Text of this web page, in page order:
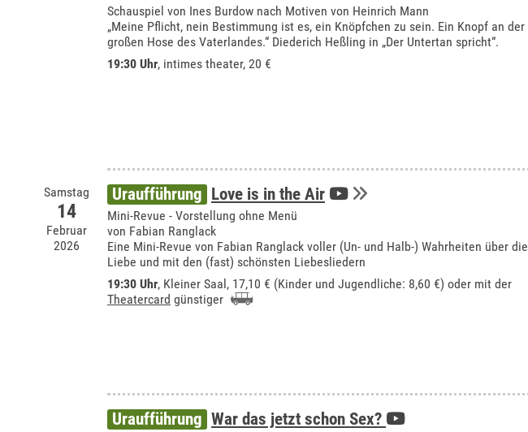
Schauspiel von Ines Burdow nach Motiven von Heinrich Mann
„Meine Pflicht, nein Bestimmung ist es, ein Knöpfchen zu sein. Ein Knopf an der
großen Hose des Vaterlandes.“ Diederich Heßling in „Der Untertan spricht“.
19:30 Uhr, intimes theater, 20 €
Samstag
14
Februar
2026
Uraufführung Love is in the Air
Mini-Revue - Vorstellung ohne Menü
von Fabian Ranglack
Eine Mini-Revue von Fabian Ranglack voller (Un- und Halb-) Wahrheiten über die
Liebe und mit den (fast) schönsten Liebesliedern
19:30 Uhr, Kleiner Saal, 17,10 € (Kinder und Jugendliche: 8,60 €) oder mit der
Theatercard günstiger
Uraufführung War das jetzt schon Sex?